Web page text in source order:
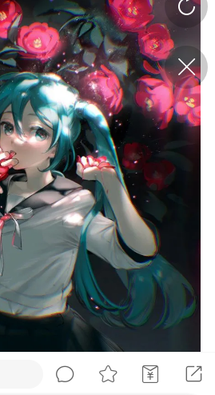
P站美图推荐——条纹过膝袜（二）
隐藏 0
图推荐——紫发特辑
隐藏 0